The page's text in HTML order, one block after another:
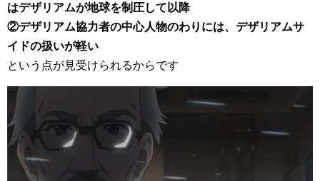
はデザリアムが地球を制圧して以降
②デザリアム協力者の中心人物のわりには、デザリアムサ
イドの扱いが軽い
という点が見受けられるからです